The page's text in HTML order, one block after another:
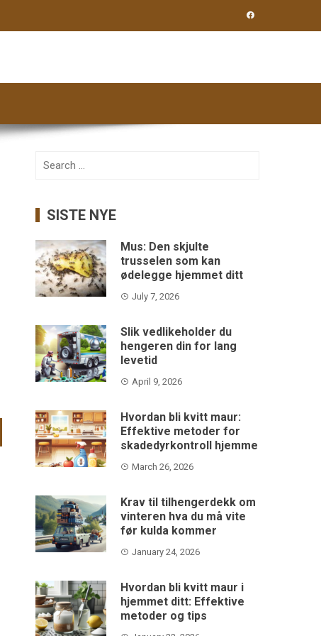
Search
SISTE NYE
Mus: Den skjulte
trusselen som kan
ødelegge hjemmet ditt
July 7, 2026
Slik vedlikeholder du
hengeren din for lang
levetid
April 9, 2026
Hvordan bli kvitt maur:
Effektive metoder for
skadedyrkontroll hjemme
March 26, 2026
Krav til tilhengerdekk om
vinteren hva du må vite
før kulda kommer
January 24, 2026
Hvordan bli kvitt maur i
hjemmet ditt: Effektive
metoder og tips